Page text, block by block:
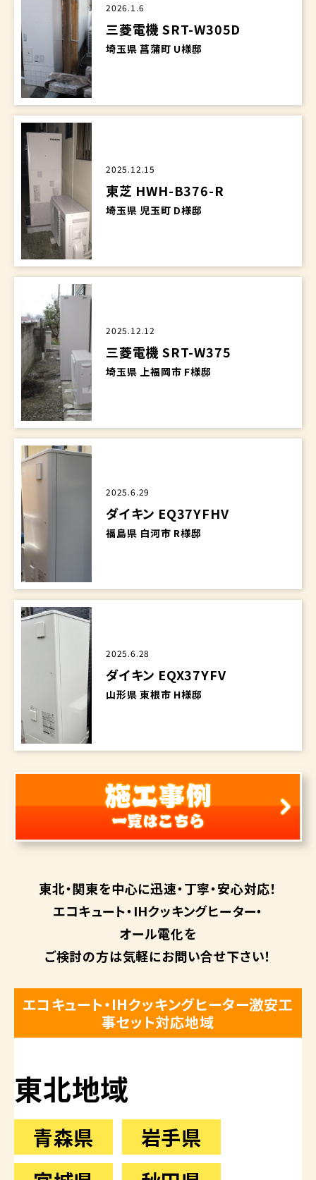
2026.1.6
三菱電機 SRT-W305D
埼玉県 菖蒲町 U様邸
2025.12.15
東芝 HWH-B376-R
埼玉県 児玉町 D様邸
2025.12.12
三菱電機 SRT-W375
埼玉県 上福岡市 F様邸
2025.6.29
ダイキン EQ37YFHV
福島県 白河市 R様邸
2025.6.28
ダイキン EQX37YFV
山形県 東根市 H様邸
東北・関東を中心に迅速・丁寧・安心対応！
エコキュート・IHクッキングヒーター・
オール電化を
ご検討の方は気軽にお問い合せ下さい！
エコキュート・IHクッキングヒーター激安工
事セット対応地域
東北地域
青森県
岩手県